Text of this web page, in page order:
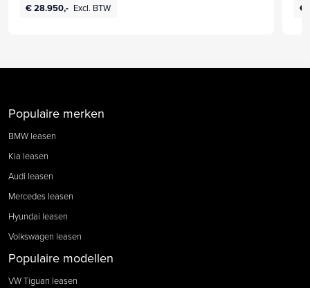
€ 28.950,- Excl. BTW €
Populaire merken
BMW leasen
Kia leasen
Audi leasen
Mercedes leasen
Hyundai leasen
Volkswagen leasen
Populaire modellen
VW Tiguan leasen